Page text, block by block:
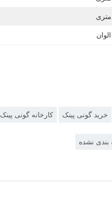
خرید گونی پینک کارخانه گونی پينک
بندی نشده